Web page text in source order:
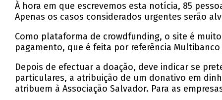
À hora em que escrevemos esta notícia, 85
Apenas os casos considerados urgentes serão
Como plataforma de crowdfunding, o site é
pagamento, que é feita por referência
Depois de efectuar a doação, deve indicar se
particulares, a atribuição de um donativo em
atribuem à Associação Salvador. Para as